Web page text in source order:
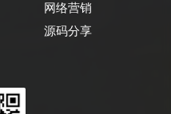
网络营销
源码分享